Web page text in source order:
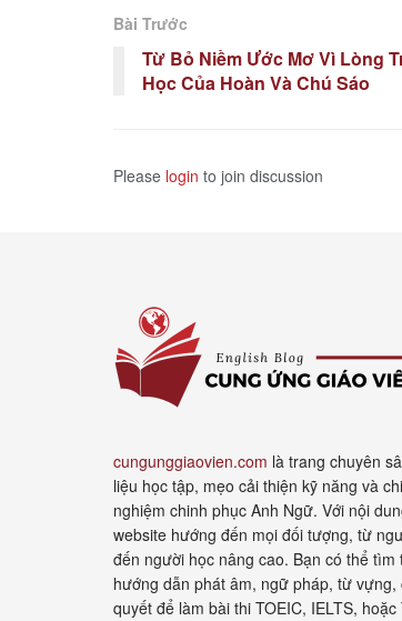
Bài Trước
Từ Bỏ Niềm Ước Mơ Vì Lòng
Học Của Hoàn Và Chú Sáo
Please login to join discussion
cungunggiaovien.com là trang chuyên
liệu học tập, mẹo cải thiện kỹ năng và
nghiệm chinh phục Anh Ngữ. Với nội
website hướng đến mọi đối tượng, từ
đến người học nâng cao. Bạn có thể tìm
hướng dẫn phát âm, ngữ pháp, từ vựng,
quyết để làm bài thi TOEIC, IELTS, hoặc